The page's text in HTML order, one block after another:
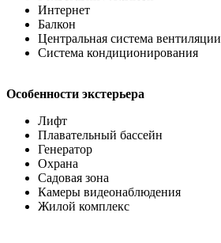
Интернет
Балкон
Центральная система вентиляции
Система кондиционирования
Особенности экстерьера
Лифт
Плавательный бассейн
Генератор
Охрана
Садовая зона
Камеры видеонаблюдения
Жилой комплекс